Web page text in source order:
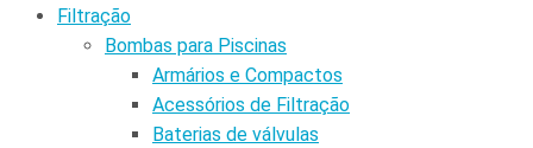
Filtração
Bombas para Piscinas
Armários e Compactos
Acessórios de Filtração
Baterias de válvulas